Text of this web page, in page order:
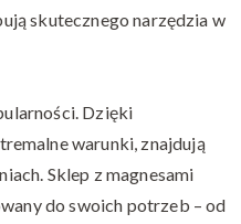
skutecznego narzędzia w
Dzięki
warunki, znajdują
Sklep z magnesami
do swoich potrzeb – od